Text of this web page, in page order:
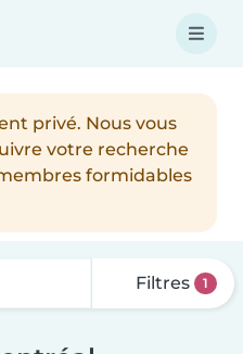
privé. Nous vous
votre recherche
formidables
Filtres 1